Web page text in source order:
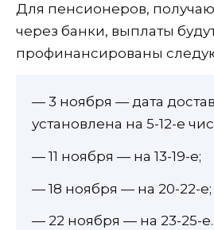
Для пенсионеров,
через банки, выплаты
профинансированы
— 3 ноября — дата
установлена на 5-12-е
— 11 ноября — на 13-19-е;
— 18 ноября — на 20-22-е;
— 22 ноября — на 23-25-е.